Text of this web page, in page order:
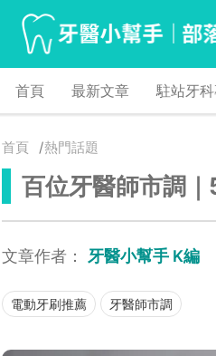
首頁 最新文章 駐站牙
首頁 熱門話題
百位牙醫師市調
文章作者： 牙醫小幫手 K編
電動牙刷推薦 牙醫師市調